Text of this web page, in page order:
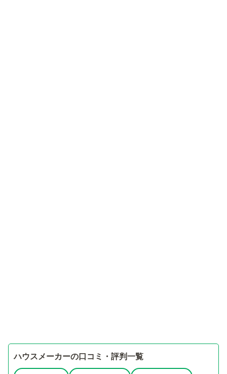
ハウスメーカーの口コミ・評判一覧